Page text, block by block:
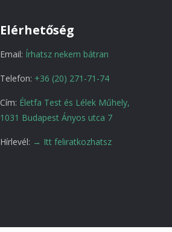
Elérhetőség
Email: Írhatsz nekem bátran
Telefon: +36 (20) 271-71-74
Cím: Életfa Test és Lélek Műhely,
1031 Budapest Ányos utca 7
Hírlevél: → Itt feliratkozhatsz